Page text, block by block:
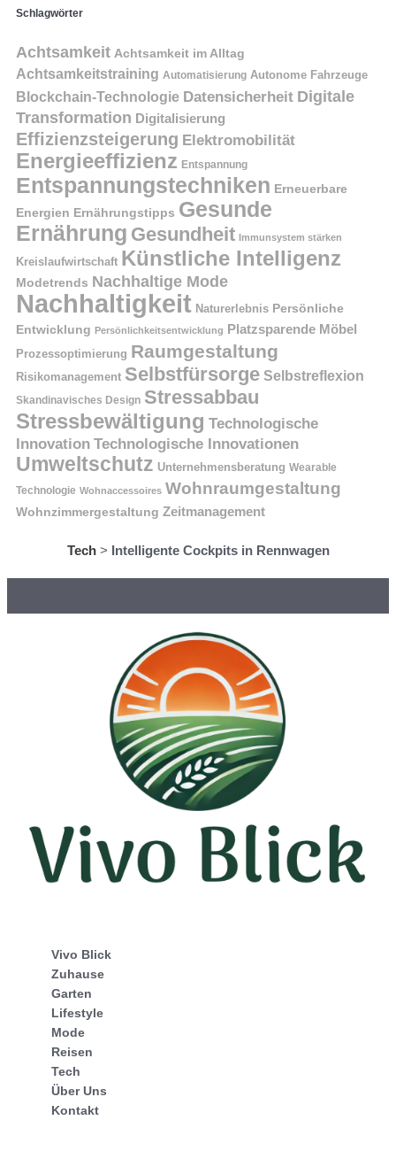
Schlagwörter
Achtsamkeit Achtsamkeit im Alltag
Achtsamkeitstraining Automatisierung Autonome Fahrzeuge
Blockchain-Technologie Datensicherheit Digitale
Transformation Digitalisierung
Effizienzsteigerung Elektromobilität
Energieeffizienz Entspannung
Entspannungstechniken Erneuerbare
Energien Ernährungstipps Gesunde
Ernährung Gesundheit Immunsystem stärken
Kreislaufwirtschaft Künstliche Intelligenz
Modetrends Nachhaltige Mode
Nachhaltigkeit Naturerlebnis Persönliche
Entwicklung Persönlichkeitsentwicklung Platzsparende Möbel
Prozessoptimierung Raumgestaltung
Risikomanagement Selbstfürsorge Selbstreflexion
Skandinavisches Design Stressabbau
Stressbewältigung Technologische
Innovation Technologische Innovationen
Umweltschutz Unternehmensberatung Wearable
Technologie Wohnaccessoires Wohnraumgestaltung
Wohnzimmergestaltung Zeitmanagement
Tech> Intelligente Cockpits in Rennwagen
Vivo Blick
Zuhause
Garten
Lifestyle
Mode
Reisen
Tech
Über Uns
Kontakt